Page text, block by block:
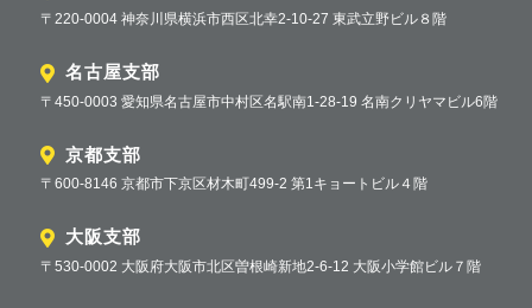
〒220-0004 神奈川県横浜市西区北幸2-10-27 東武立野ビル８階
名古屋支部
〒450-0003 愛知県名古屋市中村区名駅南1-28-19 名南クリヤマビル6階
京都支部
〒600-8146 京都市下京区材木町499-2 第1キョートビル４階
大阪支部
〒530-0002 大阪府大阪市北区曽根崎新地2-6-12 大阪小学館ビル７階